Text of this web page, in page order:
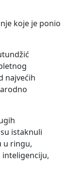
koje je ponio
najvećih
istaknuli
u ringu,